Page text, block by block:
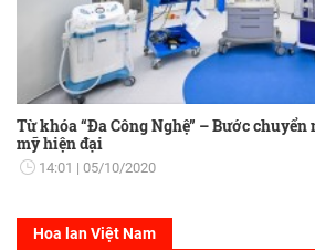
Từ khóa “Đa Công Nghệ” – Bước
mỹ hiện đại
14:01 05/10/2020
Hoa lan Việt Nam